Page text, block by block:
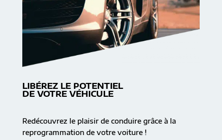
LIBÉREZ LE POTENTIEL
DE VOTRE VÉHICULE
Redécouvrez le plaisir de conduire grâce à la
reprogrammation de votre voiture !